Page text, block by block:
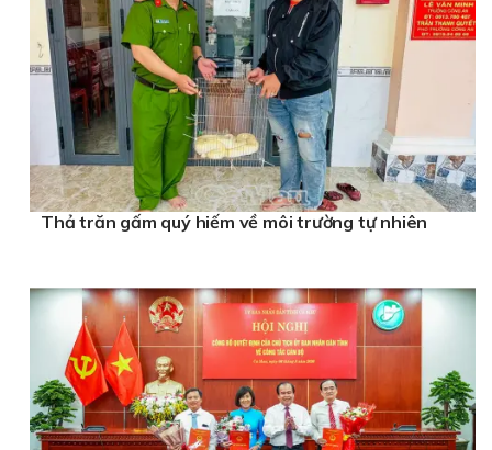
Thả trăn gấm quý hiếm về môi trường tự nhiên